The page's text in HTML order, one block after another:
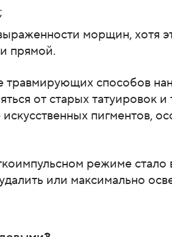
морщин, хотя
прямой.
способов
от старых татуировок и
пигментов,
режиме
или максимально